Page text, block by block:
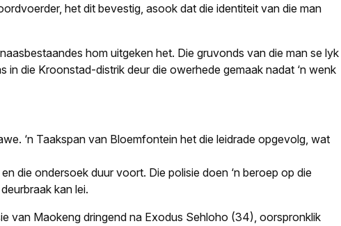
het dit bevestig, asook dat die identiteit van die man
hom uitgeken het. Die gruvonds van die man se lyk
in die Kroonstad-distrik deur die owerhede gemaak nadat ‘n wenk
‘n Taakspan van Bloemfontein het die leidrade opgevolg, wat
die ondersoek duur voort. Die polisie doen ‘n beroep op die
kan lei.
van Maokeng dringend na Exodus Sehloho (34), oorspronklik